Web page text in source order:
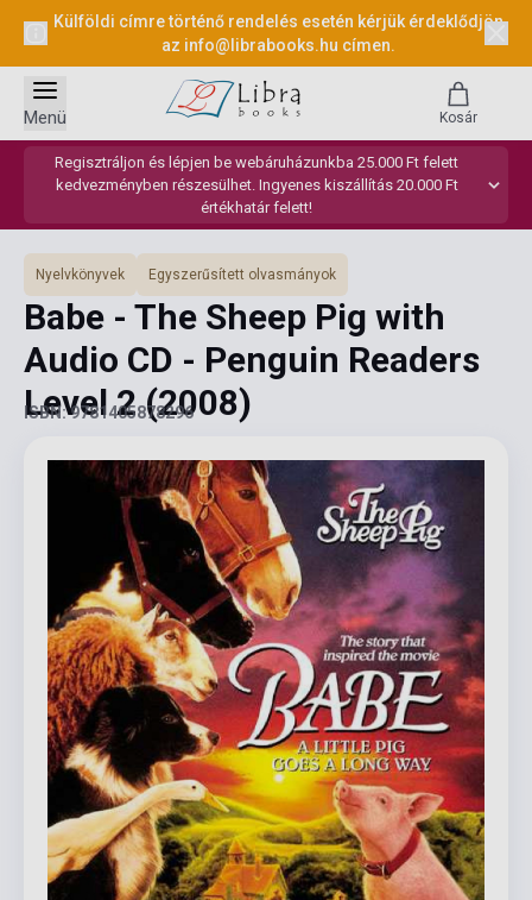
Külföldi címre történő rendelés esetén kérjük érdeklődjön
az info@librabooks.hu címen.
Regisztráljon és lépjen be webáruházunkba 25.000 Ft felett
kedvezményben részesülhet. Ingyenes kiszállítás 20.000 Ft
értékhatár felett!
Menü Kosár
Nyelvkönyvek Egyszerűsített olvasmányok
Babe - The Sheep Pig with
Audio CD - Penguin Readers
Level 2(2008)
ISBN: 9781405878296